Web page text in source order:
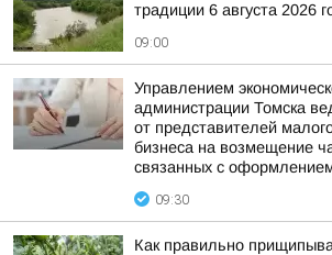
традиции 6 августа 2026
09:00
Управлением
администрации Томска
от представителей
бизнеса на возмещение
связанных с
09:30
Как правильно